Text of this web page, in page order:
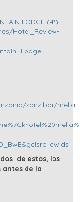
LODGE (4*)
Hotel_Review-
zanzibar/melia-
de estos, los
antes de la